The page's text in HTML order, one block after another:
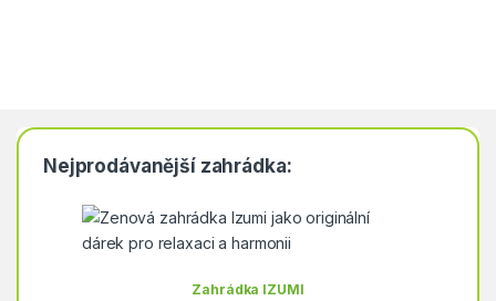
Nejprodávanější zahrádka:
Zahrádka IZUMI